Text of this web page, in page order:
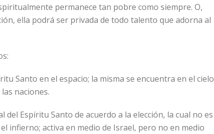
permanece tan pobre como siempre. O,
ella podrá ser privada de todo talento que adorna al
Santo en el espacio; la misma se encuentra en el cielo
naciones.
Espíritu Santo de acuerdo a la elección, la cual no es
infierno; activa en medio de Israel, pero no en medio